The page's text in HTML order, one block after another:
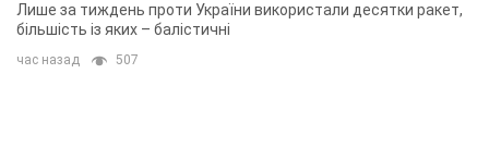
Лише за тиждень проти України використали десятки ракет,
більшість із яких – балістичні
час назад 507